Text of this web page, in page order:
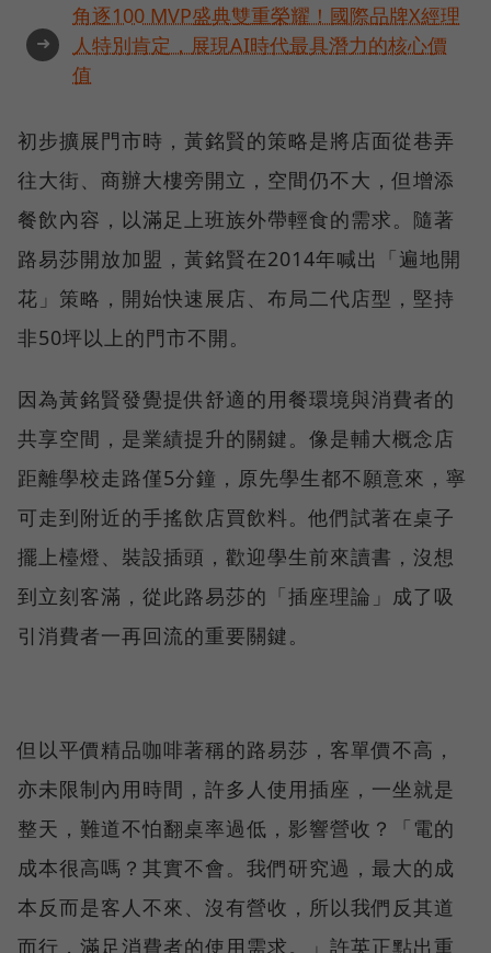
➜
角逐100 MVP盛典雙重榮耀！國際品牌X經理
人特別肯定，展現AI時代最具潛力的核心價
值
初步擴展門市時，黃銘賢的策略是將店面從巷弄
往大街、商辦大樓旁開立，空間仍不大，但增添
餐飲內容，以滿足上班族外帶輕食的需求。隨著
路易莎開放加盟，黃銘賢在2014年喊出「遍地開
花」策略，開始快速展店、布局二代店型，堅持
非50坪以上的門市不開。
因為黃銘賢發覺提供舒適的用餐環境與消費者的
共享空間，是業績提升的關鍵。像是輔大概念店
距離學校走路僅5分鐘，原先學生都不願意來，寧
可走到附近的手搖飲店買飲料。他們試著在桌子
擺上檯燈、裝設插頭，歡迎學生前來讀書，沒想
到立刻客滿，從此路易莎的「插座理論」成了吸
引消費者一再回流的重要關鍵。
但以平價精品咖啡著稱的路易莎，客單價不高，
亦未限制內用時間，許多人使用插座，一坐就是
整天，難道不怕翻桌率過低，影響營收？「電的
成本很高嗎？其實不會。我們研究過，最大的成
本反而是客人不來、沒有營收，所以我們反其道
而行，滿足消費者的使用需求。」許英正點出重